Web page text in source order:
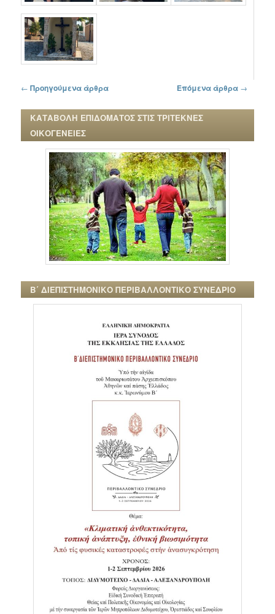
Πλοήγηση στα άρθρα
← Προηγούμενα άρθρα Επόμενα άρθρα →
ΚΑΤΑΒΟΛΗ ΕΠΙΔΟΜΑΤΟΣ ΣΤΙΣ ΤΡΙΤΕΚΝΕΣ
ΟΙΚΟΓΕΝΕΙΕΣ
Β΄ ΔΙΕΠΙΣΤΗΜΟΝΙΚΟ ΠΕΡΙΒΑΛΛΟΝΤΙΚΟ ΣΥΝΕΔΡΙΟ